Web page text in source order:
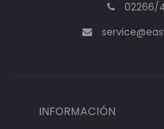
02266/
INFORMACIÓN